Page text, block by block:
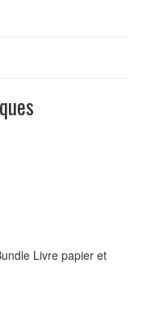
Livre papier et